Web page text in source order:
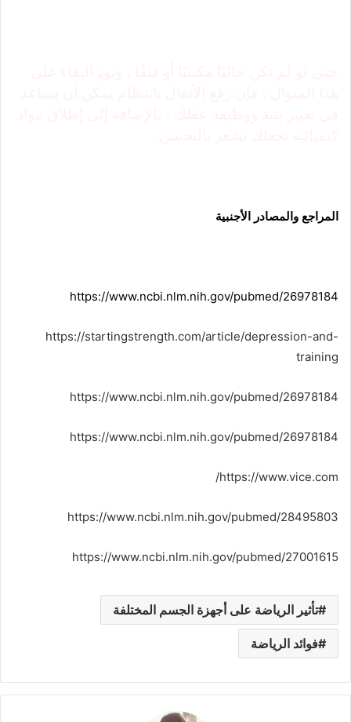
المراجع والمصادر الأجنبية
https://www.ncbi.nlm.nih.gov/pubmed/26978184
https://startingstrength.com/article/depression-and-
training
https://www.ncbi.nlm.nih.gov/pubmed/26978184
https://www.ncbi.nlm.nih.gov/pubmed/26978184
https://www.vice.com/
https://www.ncbi.nlm.nih.gov/pubmed/28495803
https://www.ncbi.nlm.nih.gov/pubmed/27001615
تأثير الرياضة على أجهزة الجسم المختلفة
فوائد الرياضة